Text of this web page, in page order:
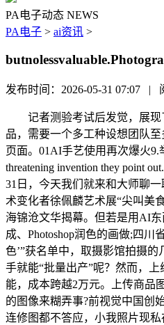
PA电子动态 NEWS
PA电子 > ai资讯 >
发布时间：2026-05-31 07:07 |
记者测验考试后发觉，展现
品，需要一个多工种设想团队
页面。01AI手艺使用再次爆火9.
threatening invention they point
31日，今天我们就来和大师聊
术变化者徐佩麟艺术展“尖叫美
海锦沧文华揭幕。但若是用AI
成、Photoshop润色的画做;四川
色’”获名单中，取摄影馆拍摄
手就能“批量出产”呢？然而，
能，成本跨越2万元。上传商品
的图像来糊弄事?前视觉中国创
连修图都不答应，小我照片现